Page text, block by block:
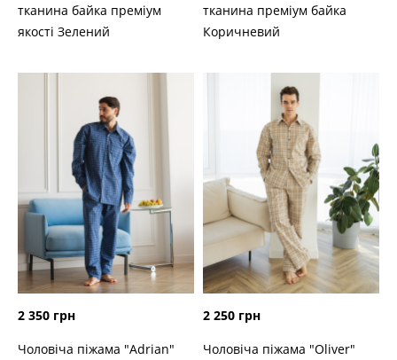
тканина байка преміум
якості Зелений
тканина преміум байка
Коричневий
2 350 грн
Чоловіча піжама "Adrian"
2 250 грн
Чоловіча піжама "Oliver"